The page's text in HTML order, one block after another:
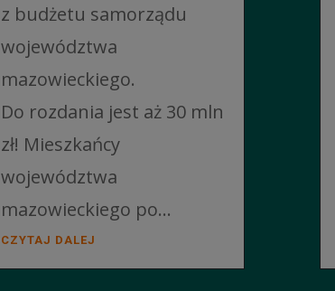
z budżetu samorządu
województwa
mazowieckiego.
Do rozdania jest aż 30 mln
zł! Mieszkańcy
województwa
mazowieckiego po...
CZYTAJ DALEJ